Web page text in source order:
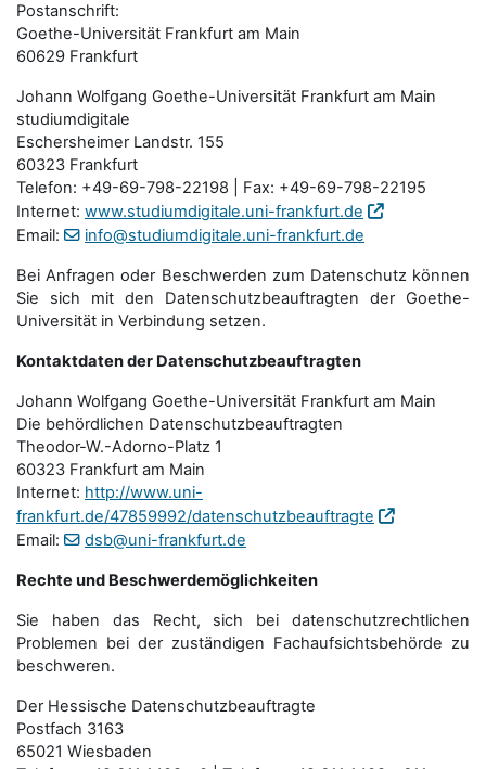
Postanschrift:
Goethe-Universität Frankfurt am Main
60629 Frankfurt
Johann Wolfgang Goethe-Universität Frankfurt am Main
studiumdigitale
Eschersheimer Landstr. 155
60323 Frankfurt
Telefon: +49-69-798-22198 | Fax: +49-69-798-22195
Internet: www.studiumdigitale.uni-frankfurt.de
Email:
info@studiumdigitale.uni-frankfurt.de
Bei Anfragen oder Beschwerden zum Datenschutz können
Sie sich mit den Datenschutz­beauftragten der Goethe-
Universität in Verbindung setzen.
Kontaktdaten der Datenschutzbeauftragten
Johann Wolfgang Goethe-Universität Frankfurt am Main
Die behördlichen Datenschutzbeauftragten
Theodor-W.-Adorno-Platz 1
60323 Frankfurt am Main
Internet: http://www.uni-
frankfurt.de/47859992/datenschutzbeauftragte
Email:
dsb@uni-frankfurt.de
Rechte und Beschwerdemöglichkeiten
Sie haben das Recht, sich bei datenschutzrechtlichen
Problemen bei der zuständigen Fachauf­sichts­behörde zu
beschweren.
Der Hessische Datenschutzbeauftragte
Postfach 3163
65021 Wiesbaden